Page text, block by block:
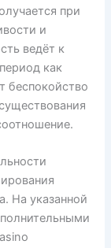
при
и
ведёт к
как
беспокойство
На указанной